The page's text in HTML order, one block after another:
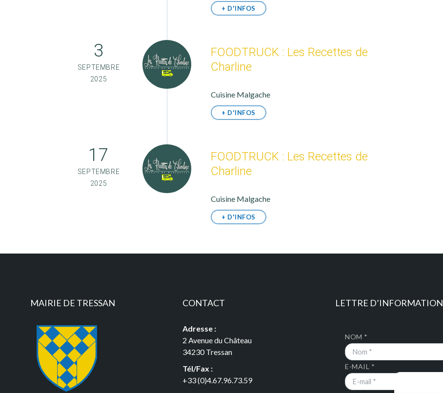
+ D'INFOS
3
SEPTEMBRE
2025
FOODTRUCK : Les Recettes de
Charline
Cuisine Malgache
+ D'INFOS
17
SEPTEMBRE
2025
FOODTRUCK : Les Recettes de
Charline
Cuisine Malgache
+ D'INFOS
MAIRIE DE TRESSAN CONTACT
Adresse :
2 Avenue du Château
34230 Tressan
Tél/Fax :
+33 (0)4.67.96.73.59
LETTRE D’INFORMATION
NOM *
E-MAIL *